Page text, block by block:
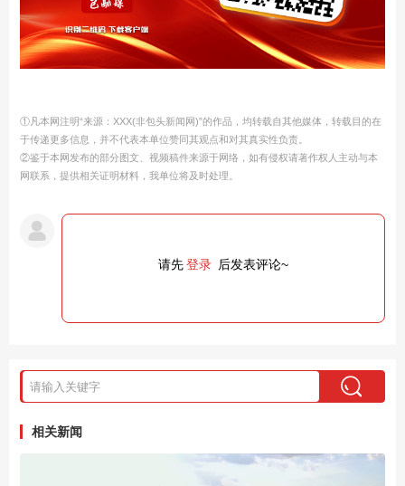
①凡本网注明“来源：XXX(非包头新闻网)”的作品，均转载自其他媒体，转载目的在
于传递更多信息，并不代表本单位赞同其观点和对其真实性负责。
②鉴于本网发布的部分图文、视频稿件来源于网络，如有侵权请著作权人主动与本
网联系，提供相关证明材料，我单位将及时处理。
请先登录 后发表评论~
相关新闻